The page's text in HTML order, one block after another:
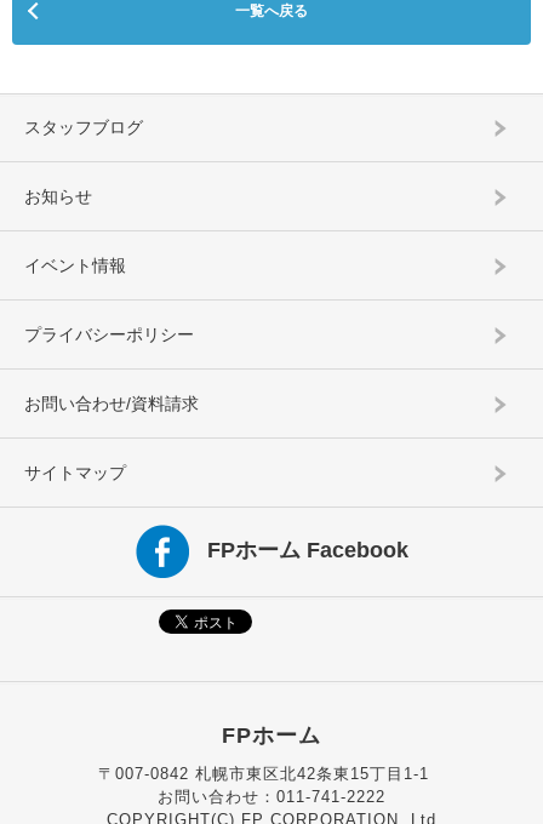
一覧へ戻る
スタッフブログ
お知らせ
イベント情報
プライバシーポリシー
お問い合わせ/資料請求
サイトマップ
FPホーム Facebook
FPホーム
〒007-0842 札幌市東区北42条東15丁目1-1
お問い合わせ：011-741-2222
COPYRIGHT(C) FP CORPORATION.,Ltd